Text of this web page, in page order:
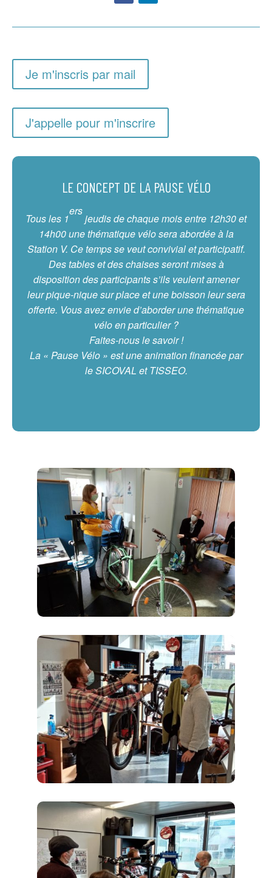
Je m'inscris par mail
J'appelle pour m'inscrire
LE CONCEPT DE LA PAUSE VÉLO
Tous les 1
ers
jeudis de chaque mois entre 12h30 et
14h00 une thématique vélo sera abordée à la
Station V. Ce temps se veut convivial et participatif.
Des tables et des chaises seront mises à
disposition des participants s’ils veulent amener
leur pique-nique sur place et une boisson leur sera
offerte. Vous avez envie d’aborder une thématique
vélo en particulier ?
Faites-nous le savoir !
La « Pause Vélo » est une animation financée par
le SICOVAL et TISSEO.